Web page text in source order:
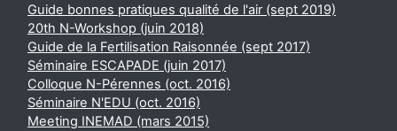
Guide bonnes pratiques qualité de l'air (sept 2019)
20th N-Workshop (juin 2018)
Guide de la Fertilisation Raisonnée (sept 2017)
Séminaire ESCAPADE (juin 2017)
Colloque N-Pérennes (oct. 2016)
Séminaire N'EDU (oct. 2016)
Meeting INEMAD (mars 2015)